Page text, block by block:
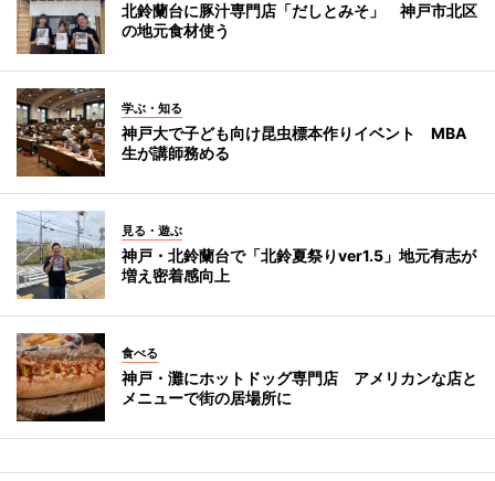
北鈴蘭台に豚汁専門店「だしとみそ」 神戸市北区
の地元食材使う
学ぶ・知る
神戸大で子ども向け昆虫標本作りイベント MBA
生が講師務める
見る・遊ぶ
神戸・北鈴蘭台で「北鈴夏祭りver1.5」地元有志が
増え密着感向上
食べる
神戸・灘にホットドッグ専門店 アメリカンな店と
メニューで街の居場所に